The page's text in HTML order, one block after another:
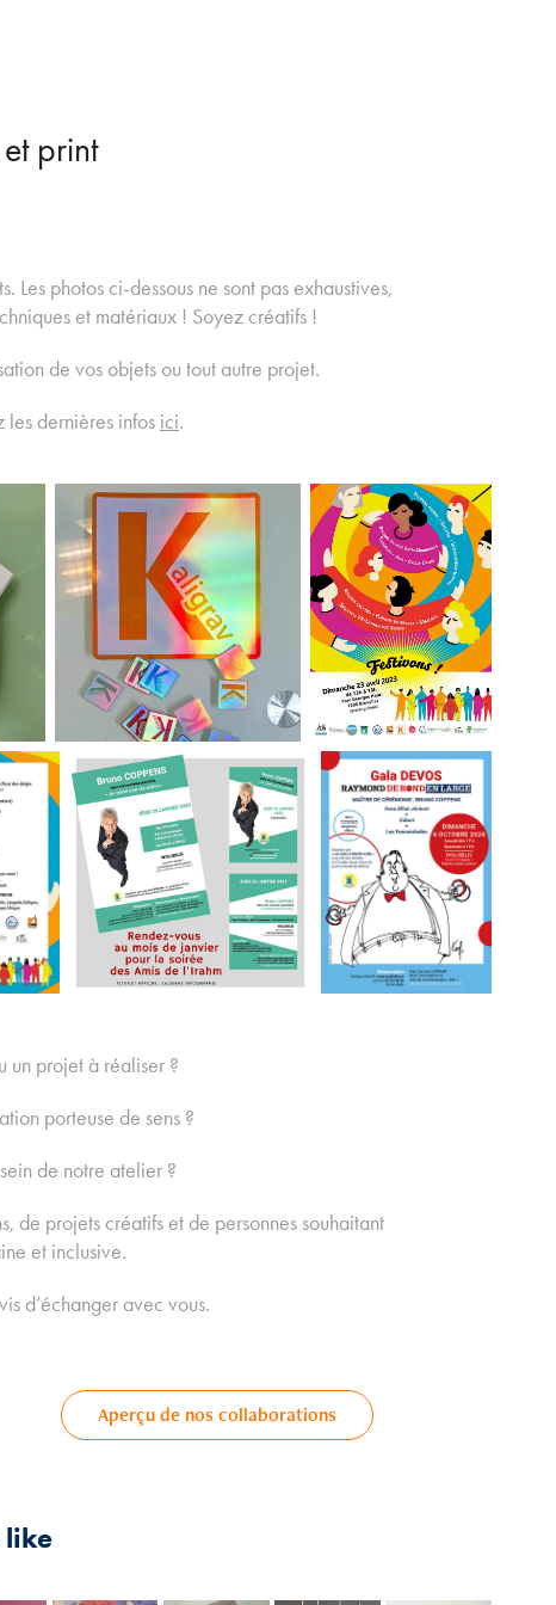
print
photos ci-dessous ne sont pas exhaustives,
et matériaux ! Soyez créatifs !
de vos objets ou tout autre projet.
les dernières infos ici.
un projet à réaliser ?
porteuse de sens ?
de notre atelier ?
de projets créatifs et de personnes souhaitant
et inclusive.
d’échanger avec vous.
Aperçu de nos collaborations
like